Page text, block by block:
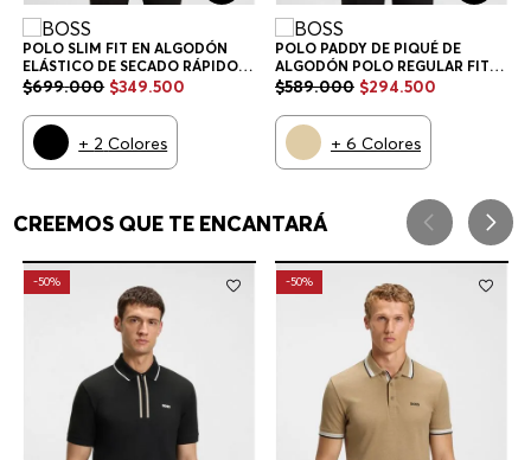
POLO SLIM FIT EN ALGODÓN
ELÁSTICO DE SECADO RÁPIDO
POLO SLIM FIT HOMBRE
$699.000 $349.500
+ 2 Colores
POLO PADDY DE PIQUÉ DE
ALGODÓN POLO REGULAR FIT
HOMBRE
$589.000 $294.500
+ 6 Colores
CREEMOS QUE TE ENCANTARÁ
-50% -50%